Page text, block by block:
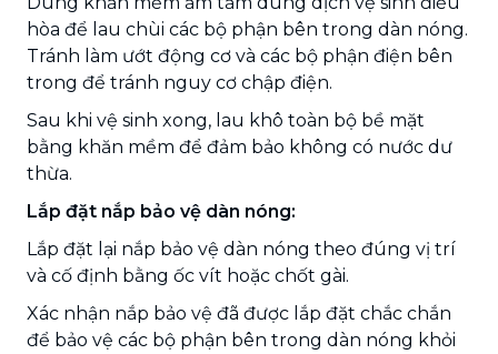
hòa để lau chùi các bộ phận bên trong dàn nóng.
Tránh làm ướt động cơ và các bộ phận điện bên
trong để tránh nguy cơ chập điện.
Sau khi vệ sinh xong, lau khô toàn bộ bề mặt
bằng khăn mềm để đảm bảo không có nước dư
thừa.
Lắp đặt nắp bảo vệ dàn nóng:
Lắp đặt lại nắp bảo vệ dàn nóng theo đúng vị trí
và cố định bằng ốc vít hoặc chốt gài.
Xác nhận nắp bảo vệ đã được lắp đặt chắc chắn
để bảo vệ các bộ phận bên trong dàn nóng khỏi